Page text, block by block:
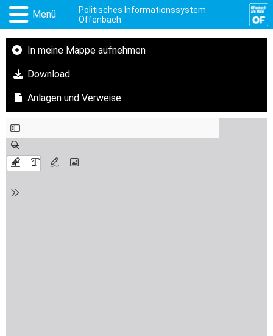
Menü
Politisches Informationssystem
Offenbach
In meine Mappe aufnehmen
Download
Anlagen und Verweise